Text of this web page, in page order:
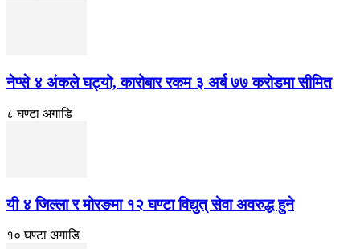
नेप्से ४ अंकले घट्यो, कारोबार रकम ३ अर्ब ७७ करोडमा सीमित
८ घण्टा अगाडि
यी ४ जिल्ला र मोरङमा १२ घण्टा विद्युत् सेवा अवरुद्ध हुने
१० घण्टा अगाडि